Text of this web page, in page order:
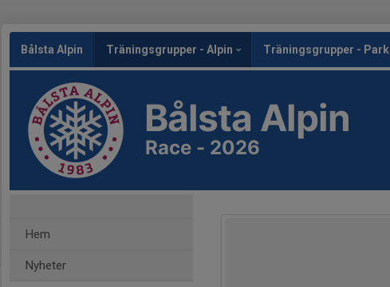
Bålsta Alpin Träningsgrupper - Alpin Träningsgrupper - Park
Bålsta Alpin
Race - 2026
Hem
Nyheter